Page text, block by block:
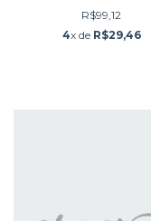
R$99,12
4x de R$29,46